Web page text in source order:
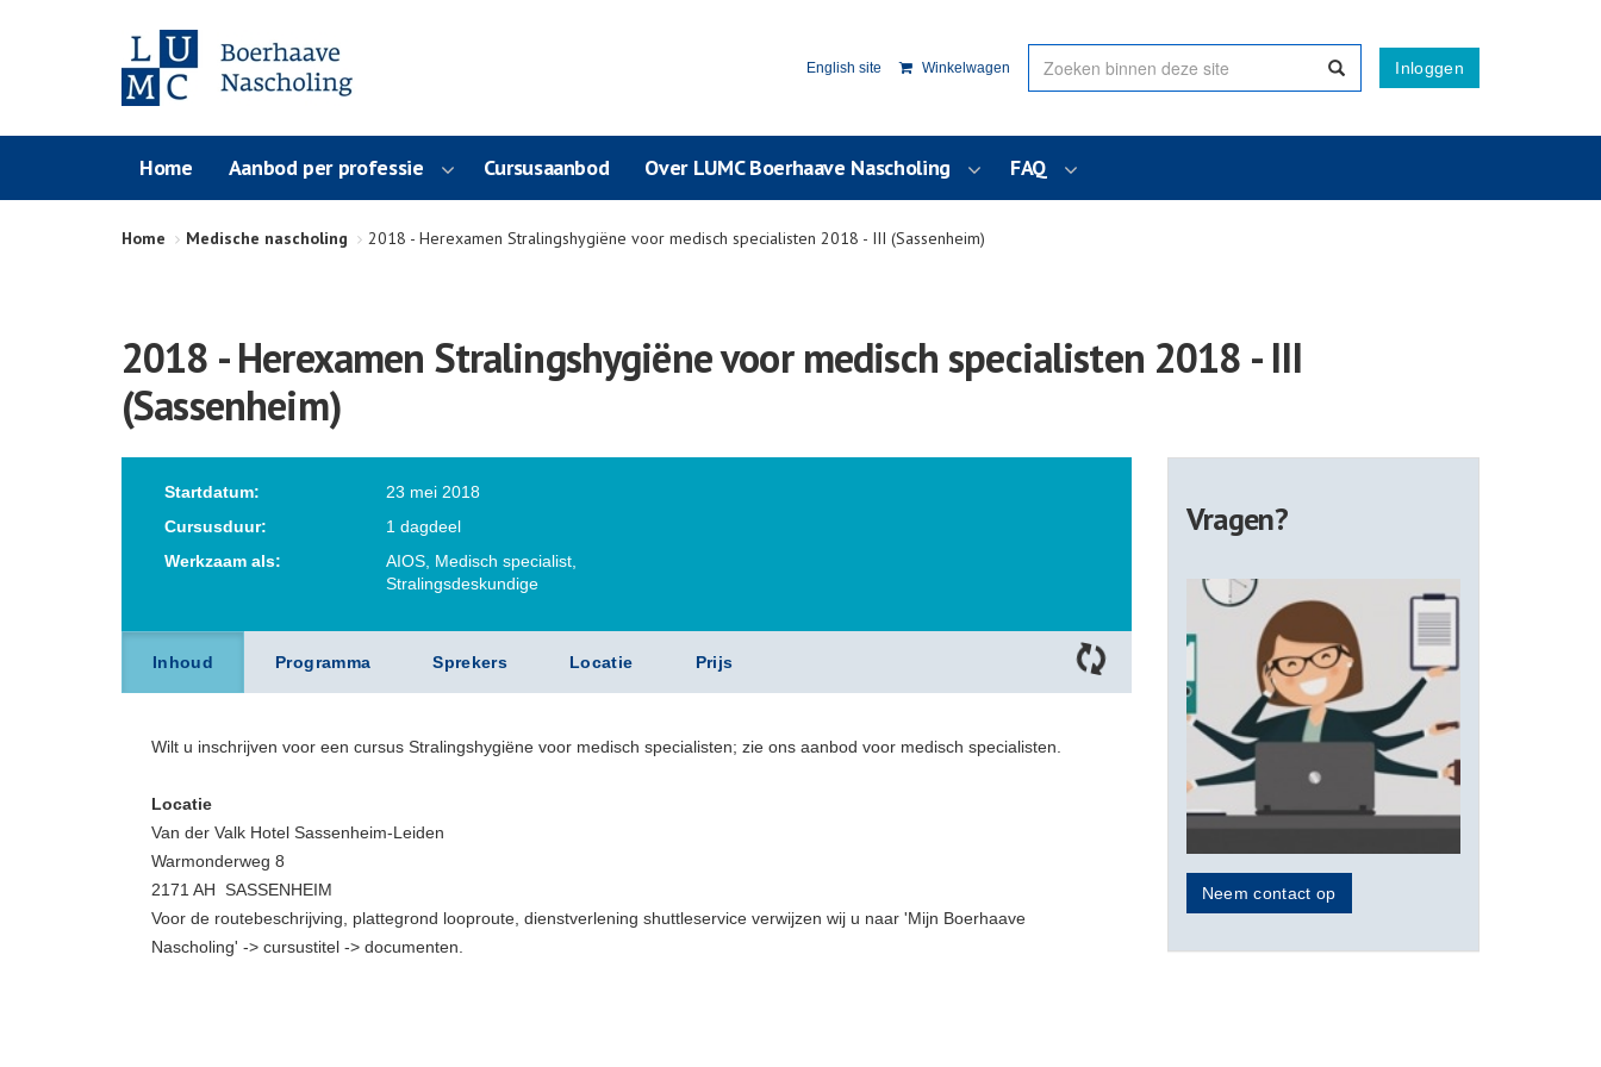
Inloggen
English site Winkelwagen
Home Aanbod per professie Cursusaanbod Over LUMC Boerhaave Nascholing FAQ
Home Medische nascholing 2018 - Herexamen Stralingshygiëne voor medisch specialisten 2018 - III (Sassenheim)
2018 - Herexamen Stralingshygiëne voor medisch specialisten 2018 - III
(Sassenheim)
Startdatum:
23 mei 2018
Cursusduur:
1 dagdeel
Werkzaam als:
AIOS, Medisch specialist,
Stralingsdeskundige
Inhoud Programma Sprekers Locatie Prijs
Wilt u inschrijven voor een cursus Stralingshygiëne voor medisch specialisten; zie ons aanbod voor medisch specialisten.
Locatie
Van der Valk Hotel Sassenheim-Leiden
Warmonderweg 8
2171 AH SASSENHEIM
Voor de routebeschrijving, plattegrond looproute, dienstverlening shuttleservice verwijzen wij u naar 'Mijn Boerhaave
Nascholing' -> cursustitel -> documenten.
Vragen?
Neem contact op